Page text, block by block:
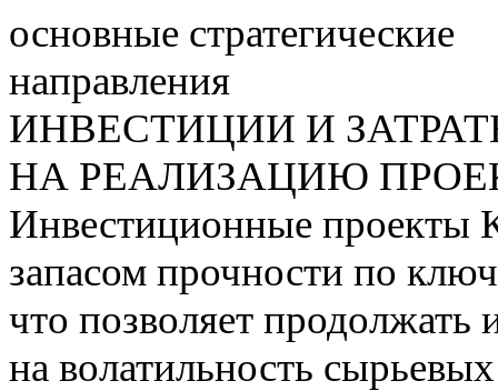
основные стратегические
направления
ИНВЕСТИЦИИ И
НА РЕАЛИЗАЦИЮ
Инвестиционные проекты
запасом прочности по
что позволяет продолжать
на волатильность